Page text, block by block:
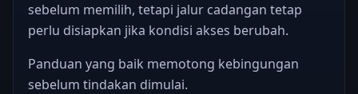
sebelum memilih, tetapi jalur cadangan tetap
perlu disiapkan jika kondisi akses berubah.
Panduan yang baik memotong kebingungan
sebelum tindakan dimulai.